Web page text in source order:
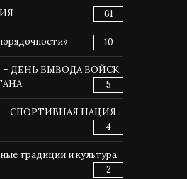
61
10
– ДЕНЬ ВЫВОДА ВОЙСК
5
– СПОРТИВНАЯ НАЦИЯ
4
традиции и культура
2